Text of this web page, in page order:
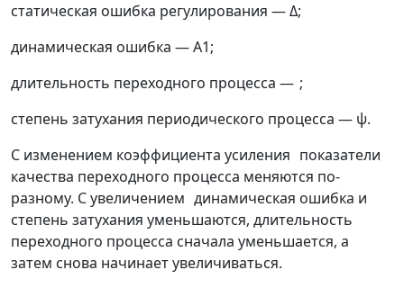
статическая ошибка регулирования —Δ;
динамическая ошибка —А1;
длительность переходного процесса — ;
степень затухания периодического процесса — ψ.
С изменением коэффициента усиления показатели
качества переходного процесса меняются по-
разному. С увеличением динамическая ошибка и
степень затухания уменьшаются, длительность
переходного процесса сначала уменьшается, а
затем снова начинает увеличиваться.